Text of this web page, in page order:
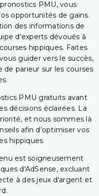
PMU, vous
opportunités de gains.
des informations de
d'experts dévoués à
hippiques. Faites
guider vers le succès,
parieur sur les courses
PMU gratuits avant
décisions éclairées. La
et nous sommes là
afin d'optimiser vos
hippiques.
est soigneusement
d'AdSense, excluant
à des jeux d'argent et